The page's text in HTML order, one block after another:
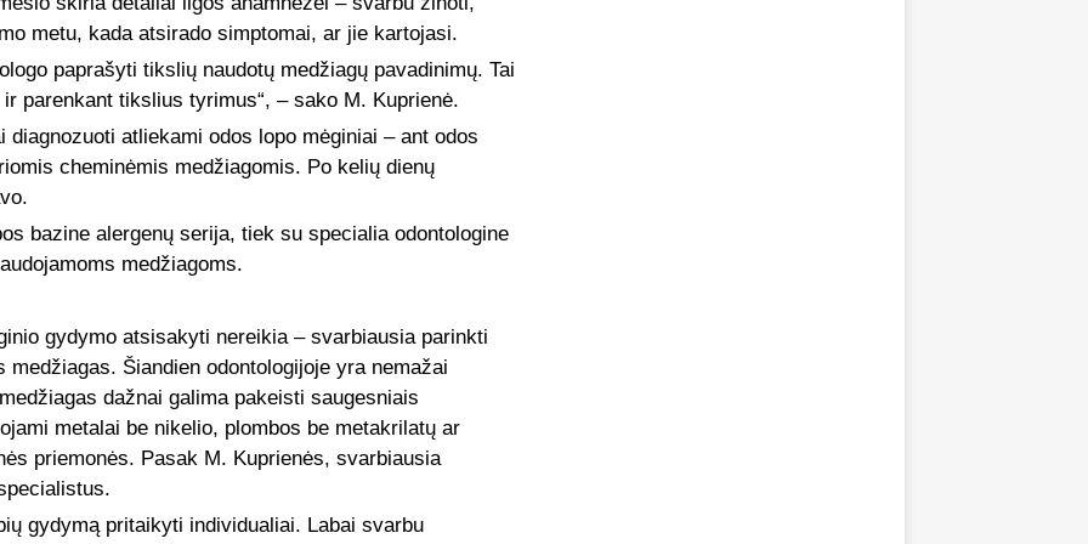
metu, kada atsirado simptomai, ar jie kartojasi.
paprašyti tikslių naudotų medžiagų pavadinimų. Tai
parenkant tikslius tyrimus“, – sako M. Kuprienė.
atliekami odos lopo mėginiai – ant odos
cheminėmis medžiagomis. Po kelių dienų
bazine alergenų serija, tiek su specialia odontologine
medžiagoms.
gydymo atsisakyti nereikia – svarbiausia parinkti
Šiandien odontologijoje yra nemažai
dažnai galima pakeisti saugesniais
metalai be nikelio, plombos be metakrilatų ar
priemonės. Pasak M. Kuprienės, svarbiausia
gydymą pritaikyti individualiai. Labai svarbu